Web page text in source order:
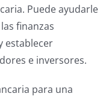
Puede ayudarle
finanzas
establecer
e inversores.
para una